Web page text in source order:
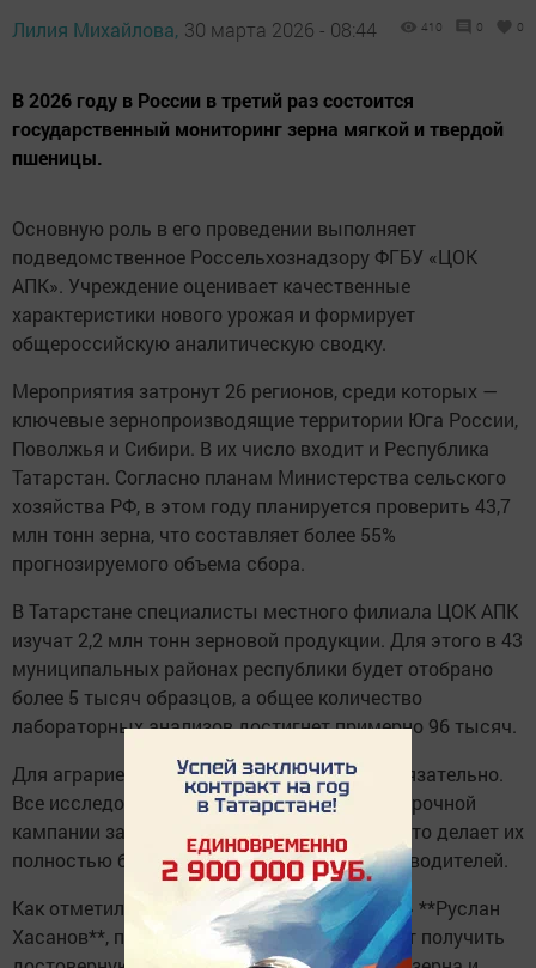
Лилия Михайлова, 30 марта 2026 - 08:44 410 0 0
В 2026 году в России в третий раз состоится
государственный мониторинг зерна мягкой и твердой
пшеницы.
Основную роль в его проведении выполняет
подведомственное Россельхознадзору ФГБУ «ЦОК
АПК». Учреждение оценивает качественные
характеристики нового урожая и формирует
общероссийскую аналитическую сводку.
Мероприятия затронут 26 регионов, среди которых —
ключевые зернопроизводящие территории Юга России,
Поволжья и Сибири. В их число входит и Республика
Татарстан. Согласно планам Министерства сельского
хозяйства РФ, в этом году планируется проверить 43,7
млн тонн зерна, что составляет более 55%
прогнозируемого объема сбора.
В Татарстане специалисты местного филиала ЦОК АПК
изучат 2,2 млн тонн зерновой продукции. Для этого в 43
муниципальных районах республики будет отобрано
более 5 тысяч образцов, а общее количество
лабораторных анализов достигнет примерно 96 тысяч.
Для аграриев участие в госмониторинге обязательно.
Все исследования проводятся в период уборочной
кампании за счет федерального бюджета, что делает их
полностью бесплатными для сельхозпроизводителей.
Как отметил руководитель ФГБУ «ЦОК АПК» **Руслан
Хасанов**, подобный мониторинг позволяет получить